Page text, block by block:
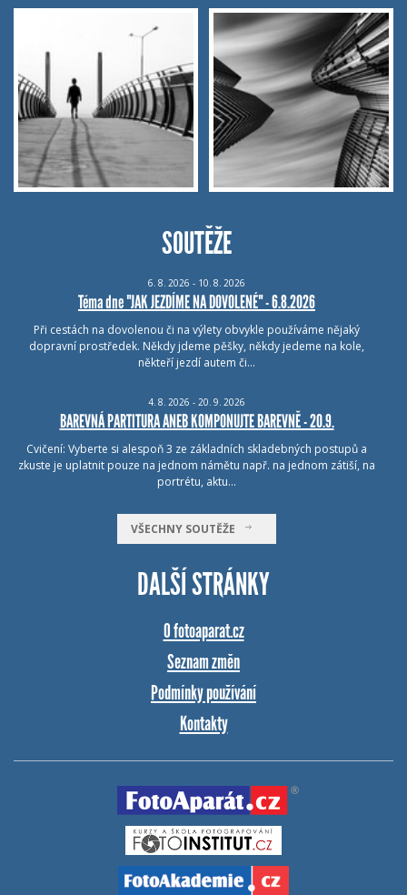
SOUTĚŽE
6. 8. 2026 - 10. 8. 2026
Téma dne "JAK JEZDÍME NA DOVOLENÉ" - 6.8.2026
Při cestách na dovolenou či na výlety obvykle používáme nějaký
dopravní prostředek. Někdy jdeme pěšky, někdy jedeme na kole,
někteří jezdí autem či…
4. 8. 2026 - 20. 9. 2026
BAREVNÁ PARTITURA ANEB KOMPONUJTE BAREVNĚ - 20.9.
Cvičení: Vyberte si alespoň 3 ze základních skladebných postupů a
zkuste je uplatnit pouze na jednom námětu např. na jednom zátiší, na
portrétu, aktu…
VŠECHNY SOUTĚŽE
DALŠÍ STRÁNKY
O fotoaparat.cz
Seznam změn
Podmínky používání
Kontakty